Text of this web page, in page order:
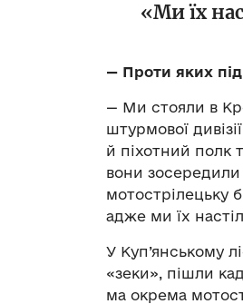
«Ми їх
— Проти яких
— Ми стояли в
штурмової
й піхотний полк
вони
мотострілецьку
адже ми їх
У Куп’янському
«зеки», пішли
ма окрема